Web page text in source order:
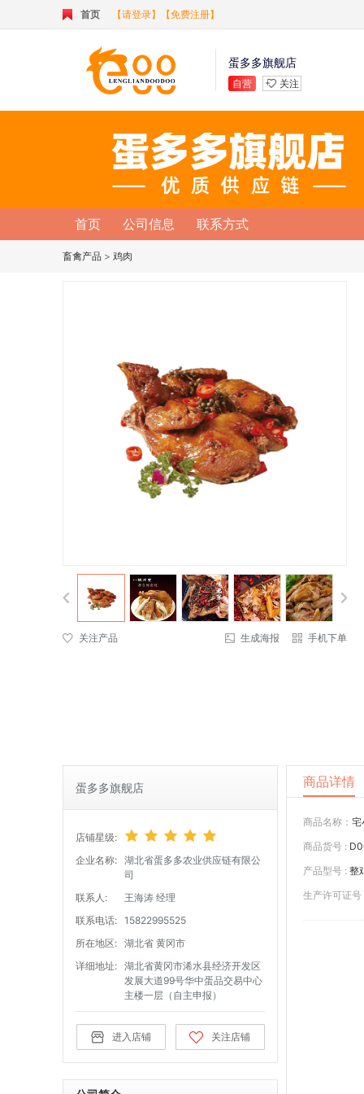
首页 【请登录】 【免费注册】
蛋多多旗舰店
自营 关注
首页 公司信息 联系方式
畜禽产品 > 鸡肉
 
关注产品 生成海报 手机下单
蛋多多旗舰店
店铺星级:
企业名称: 湖北省蛋多多农业供应链有限公
司
联系人:
王海涛 经理
联系电话: 15822995525
所在地区: 湖北省 黄冈市
详细地址: 湖北省黄冈市浠水县经济开发区
发展大道99号华中蛋品交易中心
主楼一层（自主申报）
进入店铺 关注店铺
商品详情
商品名称： 宅
商品货号 :
产品型号 : 整
生产许可证号